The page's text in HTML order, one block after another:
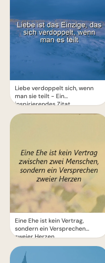
Liebe verdoppelt sich, wenn
man sie teilt - Ein
inspirierendes Zitat
Eine Ehe ist kein Vertrag,
sondern ein Versprechen
zweier Herzen